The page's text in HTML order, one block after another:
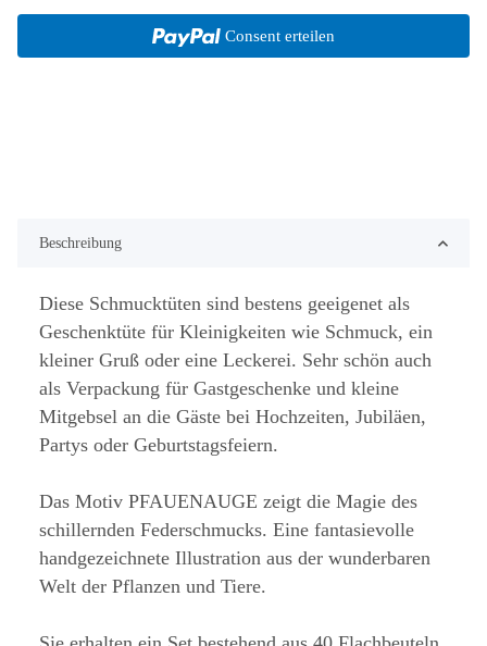
Consent erteilen
Beschreibung
Diese Schmucktüten sind bestens geeigenet als
Geschenktüte für Kleinigkeiten wie Schmuck, ein
kleiner Gruß oder eine Leckerei. Sehr schön auch
als Verpackung für Gastgeschenke und kleine
Mitgebsel an die Gäste bei Hochzeiten, Jubiläen,
Partys oder Geburtstagsfeiern.
Das Motiv PFAUENAUGE zeigt die Magie des
schillernden Federschmucks. Eine fantasievolle
handgezeichnete Illustration aus der wunderbaren
Welt der Pflanzen und Tiere.